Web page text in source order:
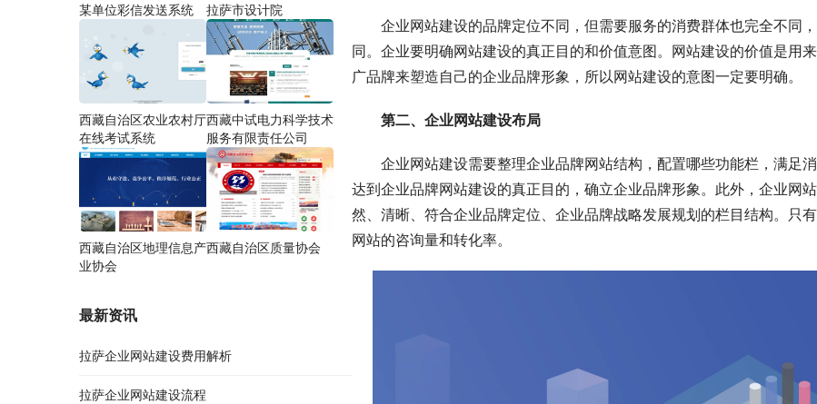
企业网站建设的品牌定位不同，但需要服务的消费群体也完全不同
同。企业要明确网站建设的真正目的和价值意图。网站建设的价值是用
广品牌来塑造自己的企业品牌形象，所以网站建设的意图一定要明确。
第二、企业网站建设布局
企业网站建设需要整理企业品牌网站结构，配置哪些功能栏，满足
达到企业品牌网站建设的真正目的，确立企业品牌形象。此外，企业网
然、清晰、符合企业品牌定位、企业品牌战略发展规划的栏目结构。只
网站的咨询量和转化率。
某单位彩信发送系统 拉萨市设计院
西藏自治区农业农村厅
在线考试系统
西藏中试电力科学技术
服务有限责任公司
西藏自治区地理信息产
业协会
西藏自治区质量协会
最新资讯
拉萨企业网站建设费用解析
拉萨企业网站建设流程